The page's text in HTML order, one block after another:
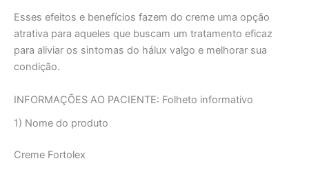
Esses efeitos e benefícios fazem do creme uma opção
atrativa para aqueles que buscam um tratamento eficaz
para aliviar os sintomas do hálux valgo e melhorar sua
condição.
INFORMAÇÕES AO PACIENTE: Folheto informativo
1) Nome do produto
Creme Fortolex